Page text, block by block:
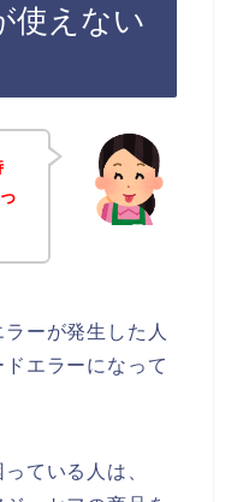
使えない
ーが発生した人
エラーになって
ている人は、